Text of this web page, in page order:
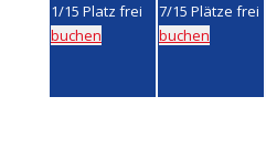
1/15 Platz frei
buchen
7/15 Plätze frei
buchen